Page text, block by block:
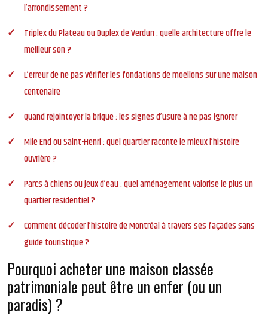
l’arrondissement ?
Triplex du Plateau ou Duplex de Verdun : quelle architecture offre le
meilleur son ?
L’erreur de ne pas vérifier les fondations de moellons sur une maison
centenaire
Quand rejointoyer la brique : les signes d’usure à ne pas ignorer
Mile End ou Saint-Henri : quel quartier raconte le mieux l’histoire
ouvrière ?
Parcs à chiens ou jeux d’eau : quel aménagement valorise le plus un
quartier résidentiel ?
Comment décoder l’histoire de Montréal à travers ses façades sans
guide touristique ?
Pourquoi acheter une maison classée
patrimoniale peut être un enfer (ou un
paradis) ?